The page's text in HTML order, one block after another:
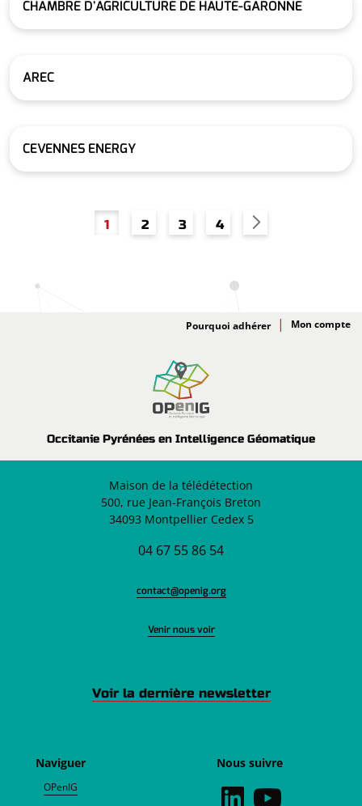
CHAMBRE D'AGRICULTURE DE HAUTE-GARONNE
AREC
CEVENNES ENERGY
Pagination
Page
1 Page
2 Page
3 Page
4
Occitanie Pyrénées en Intelligence Géomatique
Adhésion
Pourquoi adhérer
Naviguer
OPenIG
Maison de la télédétection
500, rue Jean-François Breton
34093 Montpellier Cedex 5
04 67 55 86 54
contact@openig.org
Venir nous voir
Nous suivre
Voir la dernière newsletter